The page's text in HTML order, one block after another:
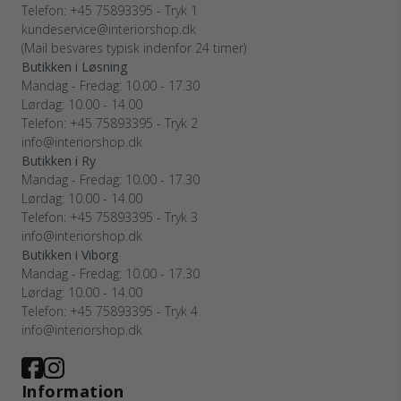
Telefon: +45 75893395 - Tryk 1
kundeservice@interiorshop.dk
(Mail besvares typisk indenfor 24 timer)
Butikken i Løsning
Mandag - Fredag: 10.00 - 17.30
Lørdag: 10.00 - 14.00
Telefon: +45 75893395 - Tryk 2
info@interiorshop.dk
Butikken i Ry
Mandag - Fredag: 10.00 - 17.30
Lørdag: 10.00 - 14.00
Telefon: +45 75893395 - Tryk 3
info@interiorshop.dk
Butikken i Viborg
Mandag - Fredag: 10.00 - 17.30
Lørdag: 10.00 - 14.00
Telefon: +45 75893395 - Tryk 4
info@interiorshop.dk
Information